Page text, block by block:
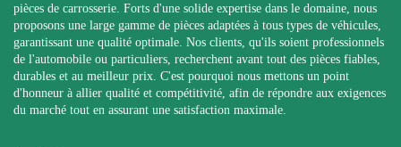
pièces de carrosserie. Forts d'une solide expertise dans le domaine, nous
proposons une large gamme de pièces adaptées à tous types de véhicules,
garantissant une qualité optimale. Nos clients, qu'ils soient professionnels
de l'automobile ou particuliers, recherchent avant tout des pièces fiables,
durables et au meilleur prix. C'est pourquoi nous mettons un point
d'honneur à allier qualité et compétitivité, afin de répondre aux exigences
du marché tout en assurant une satisfaction maximale.